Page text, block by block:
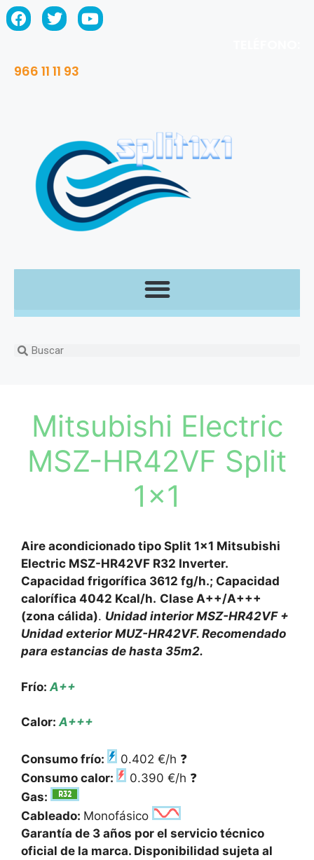
966 11 11 93
Mitsubishi Electric
MSZ-HR42VF Split
1×1
Aire acondicionado tipo Split 1×1 Mitsubishi
Electric MSZ-HR42VF R32 Inverter.
Capacidad frigorífica 3612 fg/h.; Capacidad
calorífica 4042 Kcal/h. Clase A++/A+++
(zona cálida). Unidad interior MSZ-HR42VF +
Unidad exterior MUZ-HR42VF. Recomendado
para estancias de hasta 35m2.
Frío: A++
Calor:A+++
Consumo frío: 0.402 €/h ❓
Consumo calor:
0.390 €/h ❓
Gas:
Cableado: Monofásico
Garantía de 3 años por el servicio técnico
oficial de la marca. Disponibilidad sujeta al